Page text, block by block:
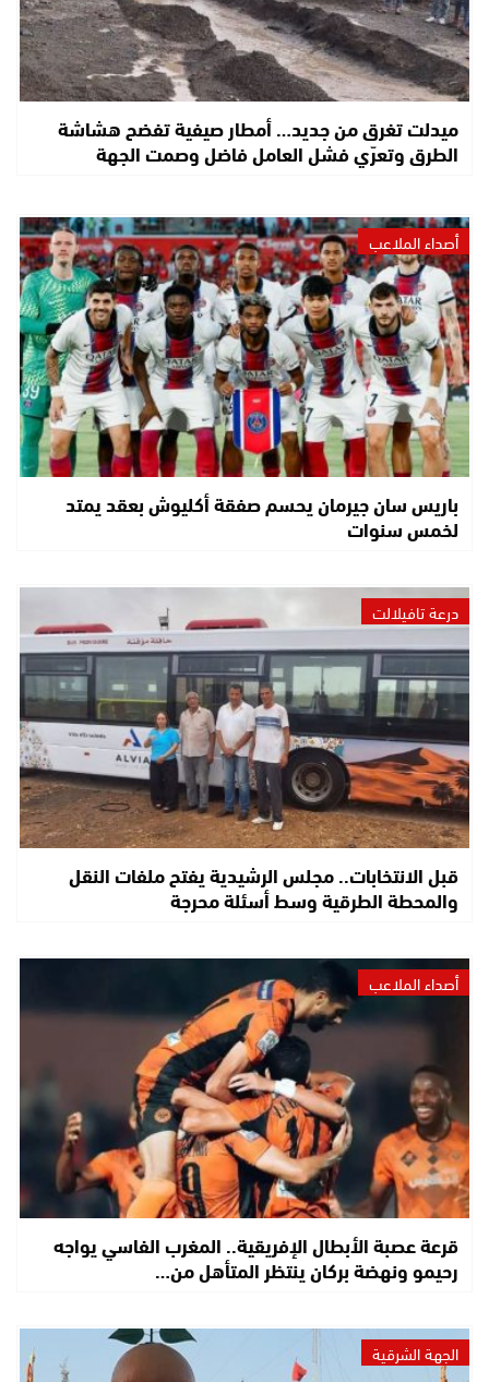
ميدلت تغرق من جديد… أمطار صيفية تفضح هشاشة
الطرق وتعرّي فشل العامل فاضل وصمت الجهة
أصداء الملاعب
باريس سان جيرمان يحسم صفقة أكليوش بعقد يمتد
لخمس سنوات
درعة تافيلالت
قبل الانتخابات.. مجلس الرشيدية يفتح ملفات النقل
والمحطة الطرقية وسط أسئلة محرجة
أصداء الملاعب
قرعة عصبة الأبطال الإفريقية.. المغرب الفاسي يواجه
رحيمو ونهضة بركان ينتظر المتأهل من…
الجهة الشرقية